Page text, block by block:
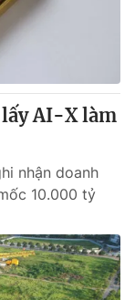
AI-X làm
nhận doanh
10.000 tỷ